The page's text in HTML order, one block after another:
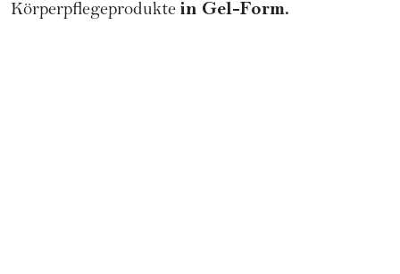
Körperpflegeprodukte in Gel-Form.